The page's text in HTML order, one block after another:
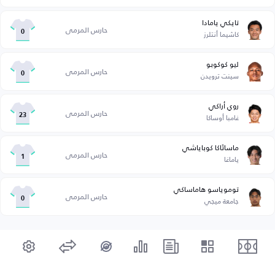
تايكي يامادا
كاشيما أنتلرز حارس المرمى 0
ليو كوكوبو
سينت ترويدن حارس المرمى 0
روي أراكي
غامبا أوساكا حارس المرمى 23
ماساتَاكا كوباياشي
ياماغا حارس المرمى 1
توموياسو هاماساكي
جامعة ميجي حارس المرمى 0